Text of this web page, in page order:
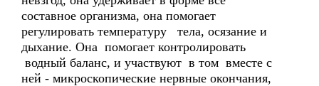
составное организма, она помогает
регулировать температуру тела, осязание и
дыхание. Она помогает контролировать
водный баланс, и участвуют в том вместе с
ней - микроскопические нервные окончания,